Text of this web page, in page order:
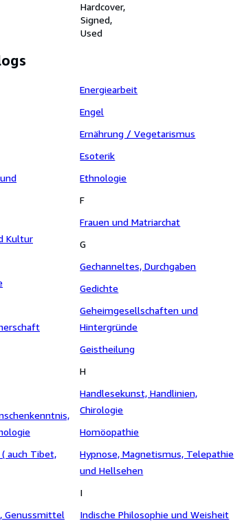
Herausgegeben von Oscar
Schlegel.Lehmanns Verlag
München 1939
Hardcover
Signed
Used
Kultur
auch Tibet,
Genussmittel
Energiearbeit
Engel
Ernährung / Vegetarismus
Esoterik
Ethnologie
F
Frauen und Matriarchat
G
Gechanneltes, Durchgaben
Gedichte
Geheimgesellschaften und
Hintergründe
Geistheilung
H
Handlesekunst, Handlinien,
Chirologie
Homöopathie
Hypnose, Magnetismus, Telepathie
und Hellsehen
I
Indische Philosophie und Weisheit